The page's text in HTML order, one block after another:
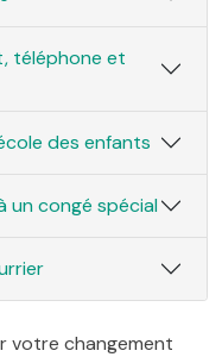
téléphone et
des enfants
un congé spécial
votre changement